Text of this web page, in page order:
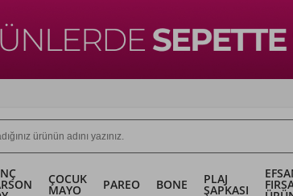
ÇOCUK
MAYO PAREO BONE PLAJ
ŞAPKASI